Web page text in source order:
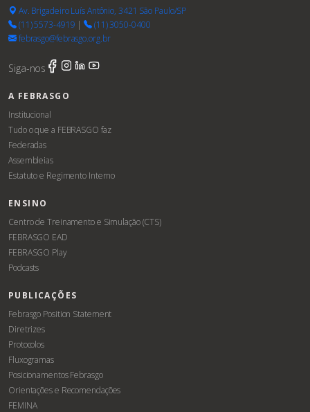
Av. Brigadeiro Luís Antônio, 3421 São Paulo/SP
(11) 5573-4919 |
(11) 3050-0400
febrasgo@febrasgo.org.br
Siga-nos
A FEBRASGO
Institucional
Tudo o que a FEBRASGO faz
Federadas
Assembleias
Estatuto e Regimento Interno
ENSINO
Centro de Treinamento e Simulação (CTS)
FEBRASGO EAD
FEBRASGO Play
Podcasts
PUBLICAÇÕES
Febrasgo Position Statement
Diretrizes
Protocolos
Fluxogramas
Posicionamentos Febrasgo
Orientações e Recomendações
FEMINA